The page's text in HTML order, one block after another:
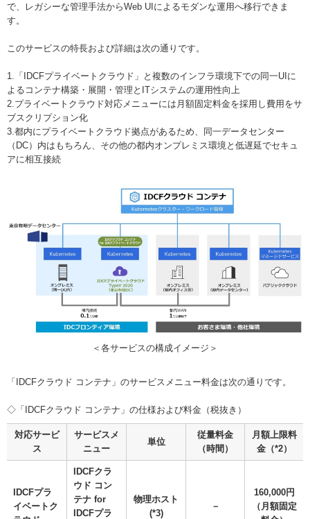
で、レガシーな管理手法からWeb UIによるモダンな運用へ移行できま
す。
このサービスの特長および詳細は次の通りです。
1.「IDCFプライベートクラウド」と複数のインフラ環境下での同一UIに
よるコンテナ構築・展開・管理とITシステムの運用性向上
2.プライベートクラウド対応メニューには月額固定料金を採用し費用をサ
ブスクリプション化
3.都内にプライベートクラウド拠点があるため、同一データセンター
（DC）内はもちろん、その他の都内オンプレミス環境と低遅延でセキュ
アに相互接続
＜各サービスの構成イメージ＞
「IDCFクラウド コンテナ」のサービスメニュー料金は次の通りです。
◇「IDCFクラウド コンテナ」の仕様および料金（税抜き）
対応サービ
ス
サービスメ
ニュー
単位
従量料金
（時間）
月額上限料
金（*2）
IDCFプラ
イベートク
IDCFクラ
ウド コン
テナ for
IDCFプラ
物理ホスト
(*3)
－
160,000円
（月額固定